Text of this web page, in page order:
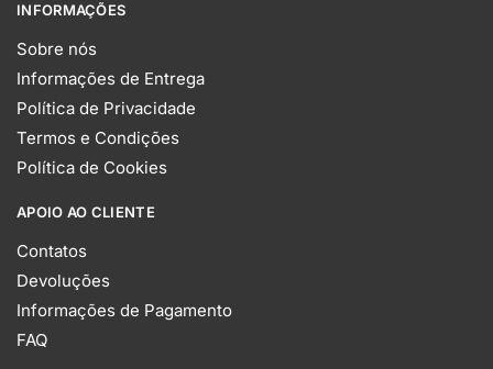
INFORMAÇÕES
Sobre nós
Informações de Entrega
Política de Privacidade
Termos e Condições
Política de Cookies
APOIO AO CLIENTE
Contatos
Devoluções
Informações de Pagamento
FAQ